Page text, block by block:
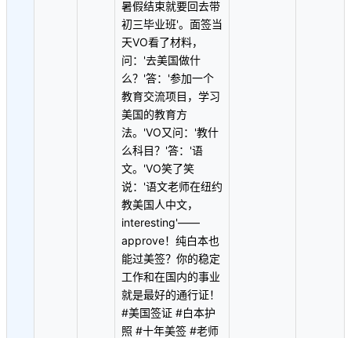
暑假结束就要回去带
初三毕业班'。面签当
天VO看了材料，
问：'去美国做什
么？'答：'参加一个
教育交流项目，学习
美国的教育方
法。'VO又问：'教什
么科目？'答：'语
文。'VO笑了笑
说：'语文老师在纽约
教美国人中文，
interesting'——
approve！纯白本也
能过美签？你的稳定
工作和在国内的事业
就是最好的通行证！
#美国签证 #白本护
照 #十年美签 #老师